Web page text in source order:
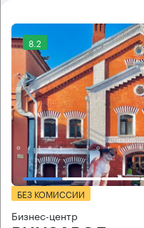
8.2
БЕЗ КОМИССИИ
Бизнес-центр